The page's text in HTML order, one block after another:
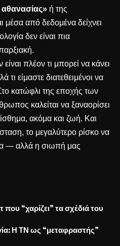
ή της
μέσα από δεδομένα δείχνει
δεν είναι πια
πλέον τι μπορεί να κάνει
είμαστε διατεθειμένοι να
κατώφλι της εποχής των
καλείται να ξαναορίσει
ακόμα και ζωή. Και
το μεγαλύτερο ρίσκο να
— αλλά η σιωπή μας
“χαρίζει” τα σχέδιά του
Η ΤΝ ως “μεταφραστής”